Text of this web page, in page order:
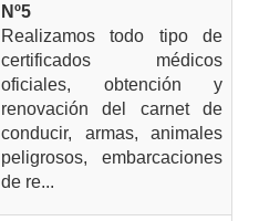
Nº5
Realizamos todo tipo de
certificados médicos
oficiales, obtención y
renovación del carnet de
conducir, armas, animales
peligrosos, embarcaciones
de re...